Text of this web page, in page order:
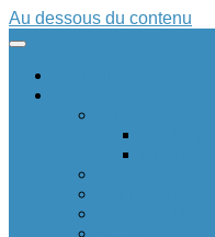
Au dessous du contenu